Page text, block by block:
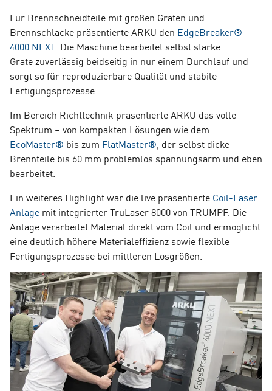
Für Brennschneidteile mit großen Graten und
Brennschlacke präsentierte ARKU den EdgeBreaker®
4000 NEXT. Die Maschine bearbeitet selbst starke
Grate zuverlässig beidseitig in nur einem Durchlauf und
sorgt so für reproduzierbare Qualität und stabile
Fertigungsprozesse.
Im Bereich Richttechnik präsentierte ARKU das volle
Spektrum – von kompakten Lösungen wie dem
EcoMaster® bis zum FlatMaster® der selbst dicke
Brennteile bis 60 mm problemlos spannungsarm und eben
bearbeitet.
Ein weiteres Highlight war die live präsentierte Coil-Laser
Anlage mit integrierter TruLaser 8000 von TRUMPF. Die
Anlage verarbeitet Material direkt vom Coil und ermöglicht
eine deutlich höhere Materialeffizienz sowie flexible
Fertigungsprozesse bei mittleren Losgrößen.